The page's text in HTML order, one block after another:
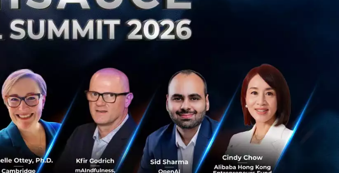
นด์ Functional Fitness มาก่อน แต่ CrossFit
พจำด้านลบ
ใน Hyrox เป็นการเคลื่อนไหวพื้นฐานที่ใครก็ทำได้
แบบปากต่อปาก และ Social Media ทำให้คอมมูนิ
อื่นที่เป็นกระแสโตตามกันมาอย่างมาราธอน หรือ
Doubles และ Relay ดึงกลุ่มเพื่อนและครอบครัว